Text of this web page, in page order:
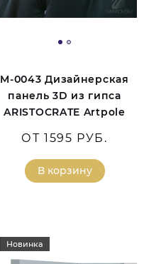
M-0043 Дизайнерская
панель 3D из гипса
ARISTOCRATE Artpole
ОТ 1595 РУБ.
В корзину
Новинка